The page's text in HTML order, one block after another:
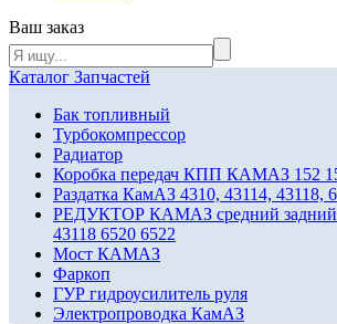
Ваш заказ
Каталог Запчастей
Бак топливный
Турбокомпрессор
Радиатор
Коробка передач КПП КАМАЗ 152
Раздатка КамАЗ 4310, 43114, 43118,
РЕДУКТОР КАМАЗ средний задний
43118 6520 6522
Мост КАМАЗ
Фаркоп
ГУР гидроусилитель руля
Электропроводка КамАЗ